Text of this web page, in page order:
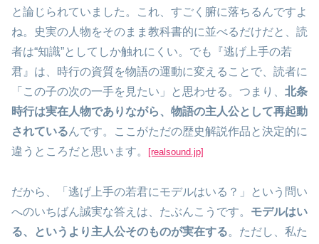
と論じられていました。これ、すごく腑に落ちるんですよ
ね。史実の人物をそのまま教科書的に並べるだけだと、読
者は“知識”としてしか触れにくい。でも『逃げ上手の若
君』は、時行の資質を物語の運動に変えることで、読者に
「この子の次の一手を見たい」と思わせる。つまり、 北条
時行は実在人物でありながら、物語の主人公として再起動
されているんです。ここがただの歴史解説作品と決定的に
違うところだと思います。
[realsound.jp]
だから、「逃げ上手の若君にモデルはいる？」という問い
へのいちばん誠実な答えは、たぶんこうです。 モデルはい
る、というより主人公そのものが実在する。ただし、私た